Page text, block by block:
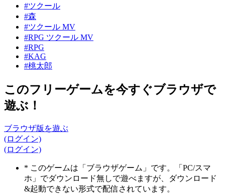
#ツクール
#森
#ツクール MV
#RPG ツクール MV
#RPG
#KAG
#桃太郎
このフリーゲームを今すぐブラウザで
遊ぶ！
ブラウザ版を遊ぶ
(ログイン)
(ログイン)
* このゲームは「ブラウザゲーム」です。「PC/スマ
ホ」でダウンロード無しで遊べますが、ダウンロード
&起動できない形式で配信されています。